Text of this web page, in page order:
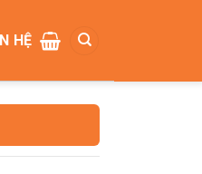
HỆ